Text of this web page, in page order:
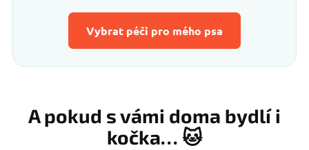
Vybrat péči pro mého psa
A pokud s vámi doma bydlí i
kočka… 🐱